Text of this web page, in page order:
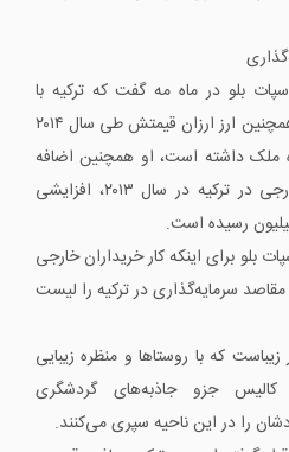
بلو در ماه مه ‌گفت که ترکیه با
داشتن تعداد بالای توریست و همچنین ارز ارزان قیمتش طی سال ۲۰۱۴
ملک داشته است، او همچنین اضافه
کرد که تعداد بازدید‌کنندگان خارجی در ترکیه در سال ۲۰۱۳، افزایشی
بلو برای اینکه کار خریداران خارجی
از بهترین مقاصد سرمایه‌گذاری در ترکیه را لیست
که با روستاها و منظره زیبایی
جزو جاذبه‌های گردشگری
را در این ناحیه سپری می‌کنند.